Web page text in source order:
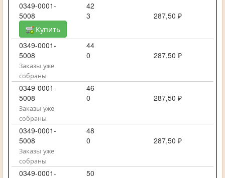
0349-0001-
5008
42
3
287,50 ₽
Купить
0349-0001-
5008
44
0
287,50 ₽
Заказы уже
собраны
0349-0001-
5008
46
0
287,50 ₽
Заказы уже
собраны
0349-0001-
5008
48
0
287,50 ₽
Заказы уже
собраны
0349-0001-
50